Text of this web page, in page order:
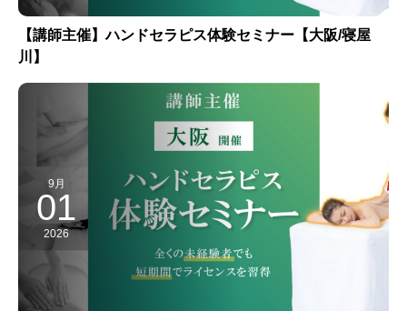
【講師主催】ハンドセラピス体験セミナー【大阪/寝屋
川】
9月
01
2026